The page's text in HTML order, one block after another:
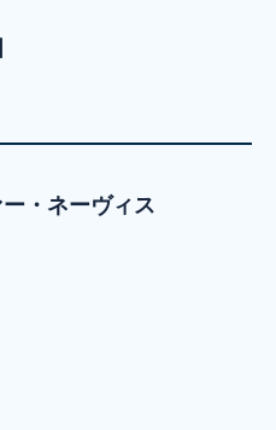
・ネーヴィス